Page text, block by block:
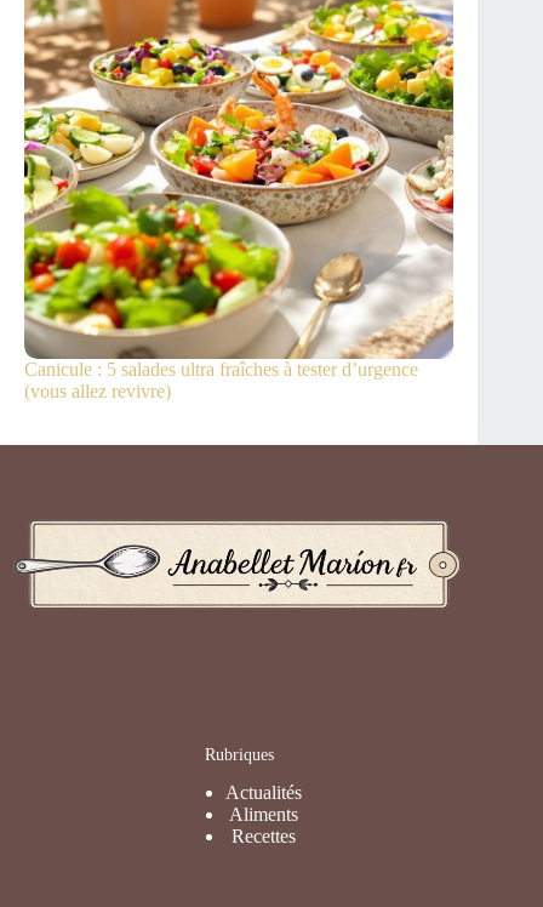
Canicule : 5 salades ultra fraîches à tester d’urgence
(vous allez revivre)
Rubriques
Actualités
Aliments
Recettes